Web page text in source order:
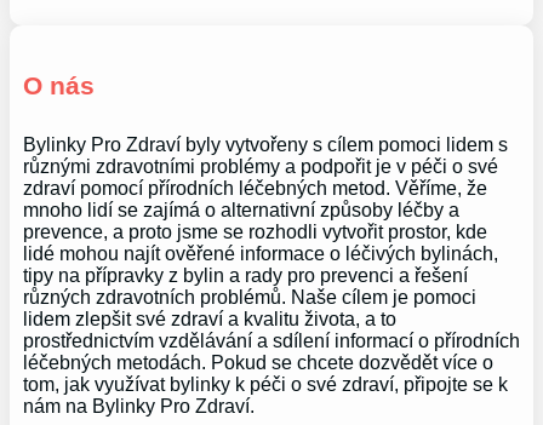
O nás
Bylinky Pro Zdraví byly vytvořeny s cílem pomoci lidem s
různými zdravotními problémy a podpořit je v péči o své
zdraví pomocí přírodních léčebných metod. Věříme, že
mnoho lidí se zajímá o alternativní způsoby léčby a
prevence, a proto jsme se rozhodli vytvořit prostor, kde
lidé mohou najít ověřené informace o léčivých bylinách,
tipy na přípravky z bylin a rady pro prevenci a řešení
různých zdravotních problémů. Naše cílem je pomoci
lidem zlepšit své zdraví a kvalitu života, a to
prostřednictvím vzdělávání a sdílení informací o přírodních
léčebných metodách. Pokud se chcete dozvědět více o
tom, jak využívat bylinky k péči o své zdraví, připojte se k
nám na Bylinky Pro Zdraví.